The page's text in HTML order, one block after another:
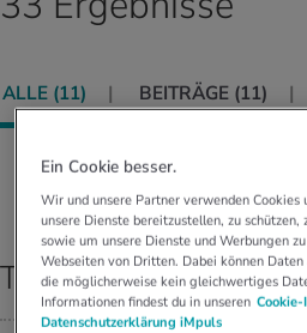
THEMEN IM BEREICH ERNÄHRUNG
BMI berechnen
THEMEN IM BEREICH BEWEGUNG
Kalorienverbrauch berechnen
Personal Health Coaching
THEMEN IM BEREICH ENTSPANNUNG
Glücklich sein
Personal Health Coaching
Wissen
THEMEN IM BEREICH MEDIZIN
Mund- & Zahnpflege
THEMEN IM BEREICH SERVICES
ALLE (11) BEITRÄGE (11)
Top Ergebnisse
Ein Cookie besser.
Wir und unsere Partner verwenden Cookies
unsere Dienste bereitzustellen, zu schützen,
sowie um unsere Dienste und Werbungen
Webseiten von Dritten. Dabei können
die möglicherweise kein gleichwertiges
Informationen findest du in unseren
Datenschutzerklärung iMpuls